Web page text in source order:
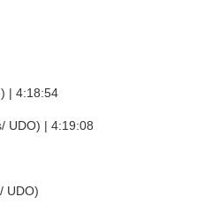
| 4:18:54
UDO) | 4:19:08
UDO)